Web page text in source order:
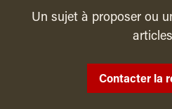
Un sujet à proposer ou
Contacter la